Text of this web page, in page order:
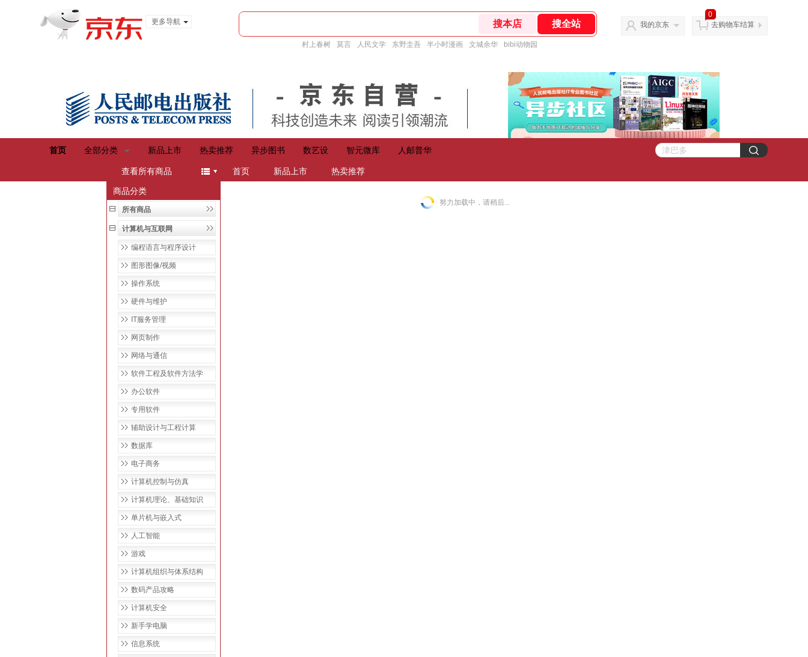
更多导航
村上春树 莫言 人民文学 东野圭吾 半小时漫画 文城余华 bibi动物园
我的京东
0
去购物车结算
首页 全部分类 新品上市 热卖推荐 异步图书 数艺设 智元微库 人邮普华
查看所有商品
menu 首页 新品上市 热卖推荐
商品分类
所有商品
计算机与互联网
编程语言与程序设计
图形图像/视频
操作系统
硬件与维护
IT服务管理
网页制作
网络与通信
软件工程及软件方法学
办公软件
专用软件
辅助设计与工程计算
数据库
电子商务
计算机控制与仿真
计算机理论、基础知识
单片机与嵌入式
人工智能
游戏
计算机组织与体系结构
数码产品攻略
计算机安全
新手学电脑
信息系统
努力加载中，请稍后...